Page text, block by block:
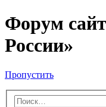
Форум
России»
Пропустить